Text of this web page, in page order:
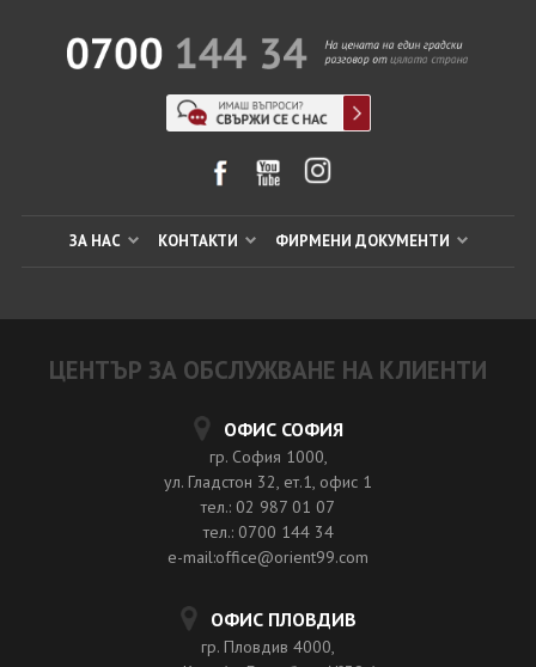
ЗА НАС КОНТАКТИ ФИРМЕНИ ДОКУМЕНТИ
ЦЕНТЪР ЗА ОБСЛУЖВАНЕ НА КЛИЕНТИ
ОФИС СОФИЯ
гр. София 1000,
ул. Гладстон 32, ет.1, офис 1
тел.: 02 987 01 07
тел.: 0700 144 34
e-mail:office@orient99.com
ОФИС ПЛОВДИВ
гр. Пловдив 4000,